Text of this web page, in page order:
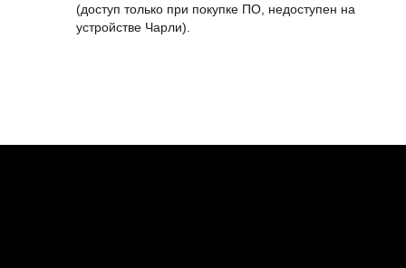
(доступ только при покупке ПО, недоступен на
устройстве Чарли).